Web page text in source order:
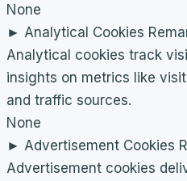
None
► Analytical Cookies
Analytical cookies track
insights on metrics like
and traffic sources.
None
► Advertisement Cookies
Advertisement cookies